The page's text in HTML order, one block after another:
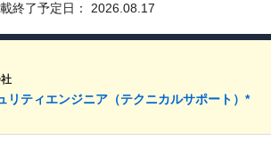
終了予定日： 2026.08.17
リティエンジニア（テクニカルサポート）*